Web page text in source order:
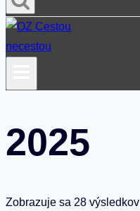
2025
Zobrazuje sa 28 výsledkov